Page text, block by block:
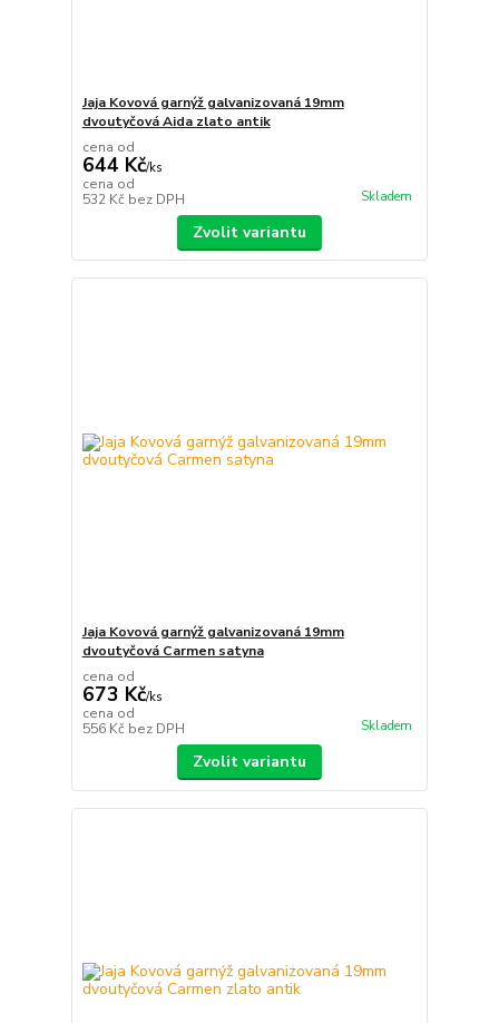
Jaja Kovová garnýž galvanizovaná 19mm
dvoutyčová Aida zlato antik
cena od
644 Kč/ks
cena od
532 Kč bez DPH Skladem
Zvolit variantu
Jaja Kovová garnýž galvanizovaná 19mm
dvoutyčová Carmen satyna
cena od
673 Kč/ks
cena od
556 Kč bez DPH Skladem
Zvolit variantu